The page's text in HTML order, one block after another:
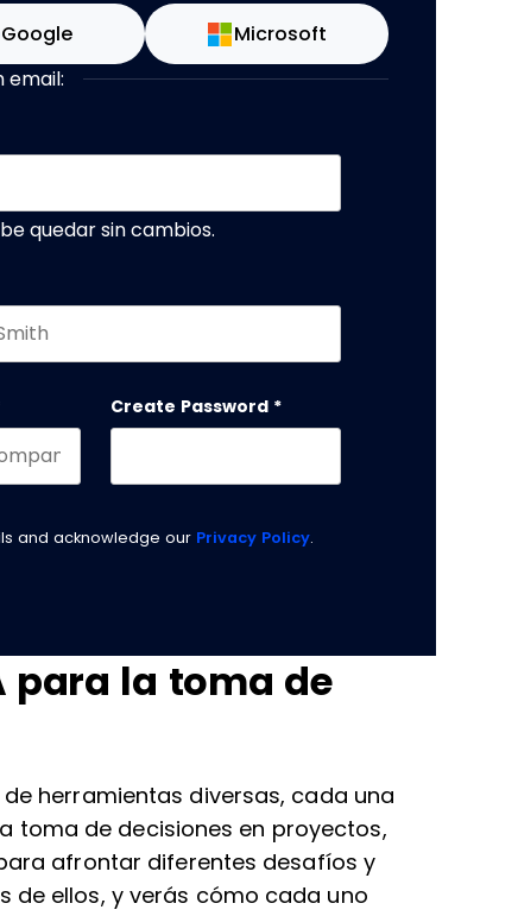
Google Microsoft
email:
quedar sin cambios.
Create Password *
and acknowledge our Privacy Policy.
para la toma de
herramientas diversas, cada una
toma de decisiones en proyectos,
afrontar diferentes desafíos y
de ellos, y verás cómo cada uno